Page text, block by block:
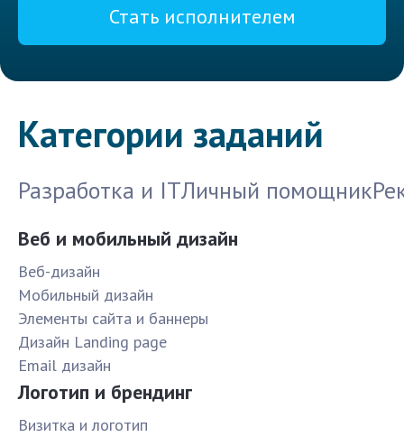
Стать исполнителем
Категории заданий
Разработка и ITЛичный помощник
Веб и мобильный дизайн
Веб-дизайн
Мобильный дизайн
Элементы сайта и баннеры
Дизайн Landing page
Email дизайн
Логотип и брендинг
Визитка и логотип